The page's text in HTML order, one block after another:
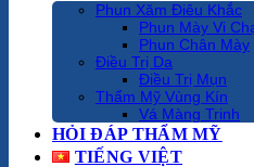
Phun Xăm Điêu Khắc
Phun Mày Vi
Phun Chân Mày
Điều Trị Da
Điều Trị Mụn
Thẩm Mỹ Vùng Kín
Vá Màng Trinh
HỎI ĐÁP THẨM MỸ
TIẾNG VIỆT